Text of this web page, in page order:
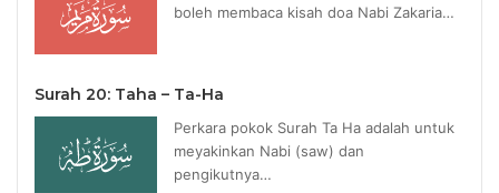
boleh membaca kisah doa Nabi Zakaria…
Surah 20: Taha – Ta-Ha
Perkara pokok Surah Ta Ha adalah untuk
meyakinkan Nabi (saw) dan
pengikutnya…